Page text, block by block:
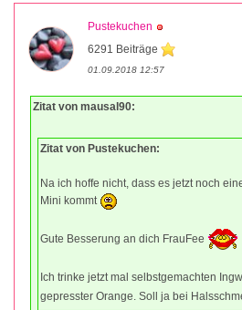
Pustekuchen
6291 Beiträge
01.09.2018 12:57
Zitat von mausal90:
Zitat von Pustekuchen:
Na ich hoffe nicht, dass es jetzt noch
Mini kommt
Gute Besserung an dich FrauFee
Ich trinke jetzt mal selbstgemachten
gepresster Orange. Soll ja bei